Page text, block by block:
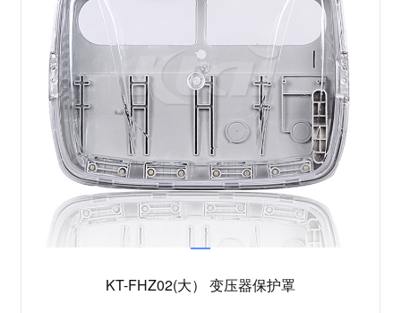
KT-FHZ02(大） 变压器保护罩